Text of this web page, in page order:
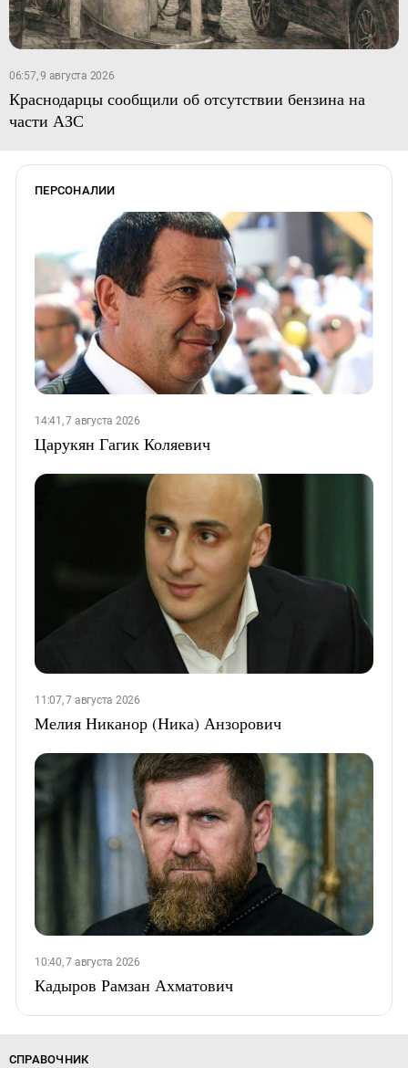
06:57, 9 августа 2026
Краснодарцы сообщили об отсутствии бензина на
части АЗС
ПЕРСОНАЛИИ
14:41, 7 августа 2026
Царукян Гагик Коляевич
11:07, 7 августа 2026
Мелия Никанор (Ника) Анзорович
10:40, 7 августа 2026
Кадыров Рамзан Ахматович
СПРАВОЧНИК